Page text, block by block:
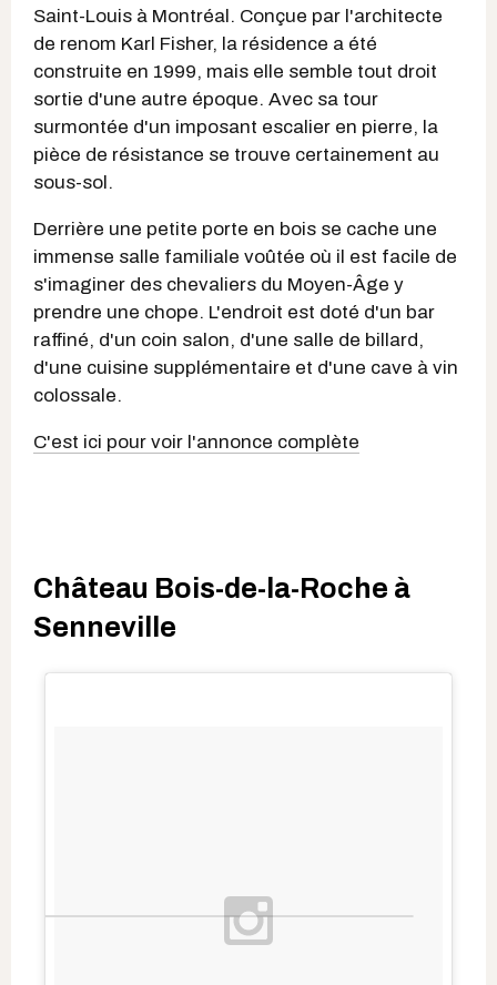
Saint-Louis à Montréal. Conçue par l'architecte
de renom Karl Fisher, la résidence a été
construite en 1999, mais elle semble tout droit
sortie d'une autre époque. Avec sa tour
surmontée d'un imposant escalier en pierre, la
pièce de résistance se trouve certainement au
sous-sol.
Derrière une petite porte en bois se cache une
immense salle familiale voûtée où il est facile de
s'imaginer des chevaliers du Moyen-Âge y
prendre une chope. L'endroit est doté d'un bar
raffiné, d'un coin salon, d'une salle de billard,
d'une cuisine supplémentaire et d'une cave à vin
colossale.
C'est ici pour voir l'annonce complète
Château Bois-de-la-Roche à
Senneville